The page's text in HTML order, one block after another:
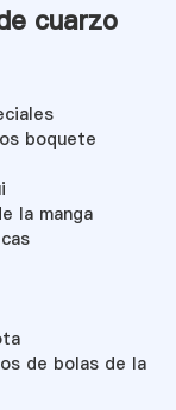
cuarzo
boquete
la manga
de bolas de la